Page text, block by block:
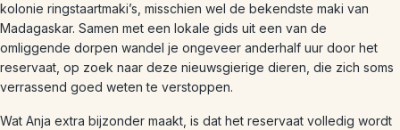
kolonie ringstaartmaki’s, misschien wel de bekendste maki van
Madagaskar. Samen met een lokale gids uit een van de
omliggende dorpen wandel je ongeveer anderhalf uur door het
reservaat, op zoek naar deze nieuwsgierige dieren, die zich soms
verrassend goed weten te verstoppen.
Wat Anja extra bijzonder maakt, is dat het reservaat volledig wordt